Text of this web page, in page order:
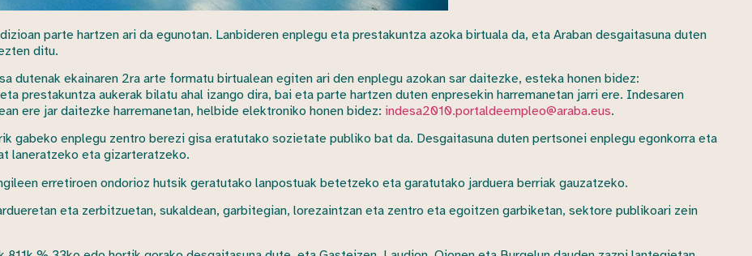
parte hartzen ari da egunotan. Lanbideren enplegu eta prestakuntza azoka birtuala da, eta Araban desgaitasuna duten
ditu.
dutenak ekainaren 2ra arte formatu birtualean egiten ari den enplegu azokan sar daitezke, esteka honen bidez:
prestakuntza aukerak bilatu ahal izango dira, bai eta parte hartzen duten enpresekin harremanetan jarri ere. Indesaren
ere jar daitezke harremanetan, helbide elektroniko honen bidez: indesa2010.portaldeempleo@araba.eus.
gabeko enplegu zentro berezi gisa eratutako sozietate publiko bat da. Desgaitasuna duten pertsonei enplegu egonkorra eta
laneratzeko eta gizarteratzeko.
erretiroen ondorioz hutsik geratutako lanpostuak betetzeko eta garatutako jarduera berriak gauzatzeko.
eta zerbitzuetan, sukaldean, garbitegian, lorezaintzan eta zentro eta egoitzen garbiketan, sektore publikoari zein